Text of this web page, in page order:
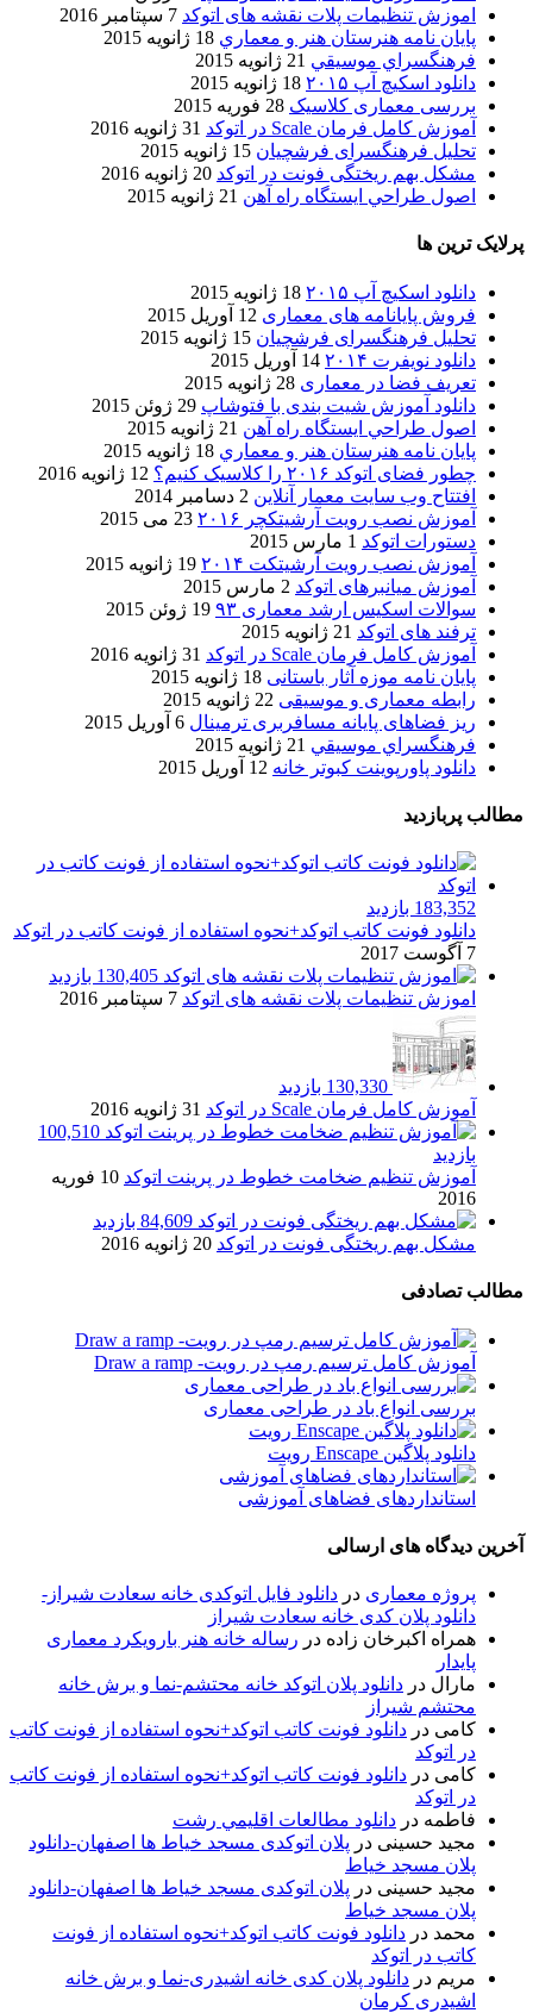
اموزش تنظیمات پلات نقشه های اتوکد 7 سپتامبر 2016
پایان نامه هنرستان هنر و معماري 18 ژانویه 2015
فرهنگسراي موسيقي 21 ژانویه 2015
دانلود اسکیچ آپ ۲۰۱۵
18 ژانویه 2015
بررسی معماری کلاسیک 28 فوریه 2015
آموزش کامل فرمان Scale در اتوکد
31 ژانویه 2016
تحلیل فرهنگسرای فرشچیان 15 ژانویه 2015
مشکل بهم ریختگی فونت در اتوکد 20 ژانویه 2016
اصول طراحي ایستگاه راه آهن 21 ژانویه 2015
پرلایک ترین ها
دانلود اسکیچ آپ ۲۰۱۵
18 ژانویه 2015
فروش پایانامه های معماری 12 آوریل 2015
تحلیل فرهنگسرای فرشچیان 15 ژانویه 2015
دانلود نویفرت ۲۰۱۴
14 آوریل 2015
تعریف فضا در معماری 28 ژانویه 2015
دانلود آموزش شیت بندی با فتوشاپ 29 ژوئن 2015
اصول طراحي ایستگاه راه آهن 21 ژانویه 2015
پایان نامه هنرستان هنر و معماري 18 ژانویه 2015
چطور فضای اتوکد ۲۰۱۶ را کلاسیک کنیم؟
12 ژانویه 2016
افتتاح وب سایت معمار آنلاین 2 دسامبر 2014
آموزش نصب رویت آرشیتکچر ۲۰۱۶
23 می 2015
دستورات اتوکد 1 مارس 2015
آموزش نصب رویت آرشیتکت ۲۰۱۴
19 ژانویه 2015
آموزش میانبرهای اتوکد 2 مارس 2015
سوالات اسکیس ارشد معماری ۹۳
19 ژوئن 2015
ترفند های اتوکد 21 ژانویه 2015
آموزش کامل فرمان Scale در اتوکد
31 ژانویه 2016
پایان نامه موزه آثار باستانی 18 ژانویه 2015
رابطه معماری و موسیقی 22 ژانویه 2015
ریز فضاهای پایانه مسافربری ترمینال 6 آوریل 2015
فرهنگسراي موسيقي 21 ژانویه 2015
دانلود پاورپوینت کبوتر خانه 12 آوریل 2015
مطالب پربازدید
183,352 بازدید
دانلود فونت کاتب اتوکد+نحوه استفاده از فونت کاتب در اتوکد
7 آگوست 2017
130,405 بازدید
اموزش تنظیمات پلات نقشه های اتوکد 7 سپتامبر 2016
130,330 بازدید
آموزش کامل فرمان Scale در اتوکد
31 ژانویه 2016
100,510
بازدید
آموزش تنظیم ضخامت خطوط در پرینت اتوکد
10 فوریه
2016
84,609 بازدید
مشکل بهم ریختگی فونت در اتوکد 20 ژانویه 2016
مطالب تصادفی
آموزش کامل ترسیم رمپ در رویت- Draw a ramp
بررسی انواع باد در طراحی معماری
دانلود پلاگین Enscape رویت
استانداردهای فضاهای آموزشی
آخرین دیدگاه های ارسالی
پروژه معماری در دانلود فایل اتوکدی خانه سعادت شیراز-
دانلود پلان کدی خانه سعادت شیراز
همراه اکبرخان زاده در رساله خانه هنر بارویکرد معماری
پایدار
مارال در دانلود پلان اتوکد خانه محتشم-نما و برش خانه
محتشم شیراز
کامی در دانلود فونت کاتب اتوکد+نحوه استفاده از فونت کاتب
در اتوکد
کامی در دانلود فونت کاتب اتوکد+نحوه استفاده از فونت کاتب
در اتوکد
فاطمه در دانلود مطالعات اقليمي رشت
مجید حسینی در پلان اتوکدی مسجد خیاط ها اصفهان-دانلود
پلان مسجد خیاط
مجید حسینی در پلان اتوکدی مسجد خیاط ها اصفهان-دانلود
پلان مسجد خیاط
محمد در دانلود فونت کاتب اتوکد+نحوه استفاده از فونت
کاتب در اتوکد
مریم در دانلود پلان کدی خانه اشیدری-نما و برش خانه
اشیدری کرمان